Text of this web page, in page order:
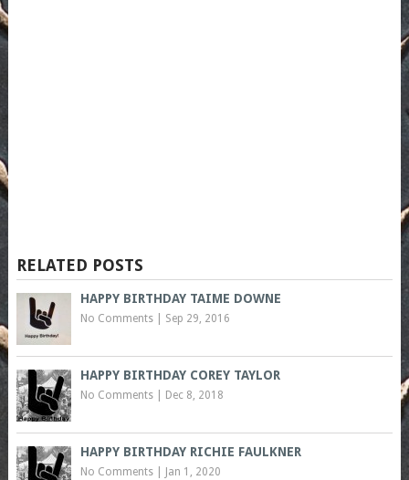
RELATED POSTS
HAPPY BIRTHDAY TAIME DOWNE
No Comments| Sep 29, 2016
HAPPY BIRTHDAY COREY TAYLOR
No Comments| Dec 8, 2018
HAPPY BIRTHDAY RICHIE FAULKNER
No Comments| Jan 1, 2020